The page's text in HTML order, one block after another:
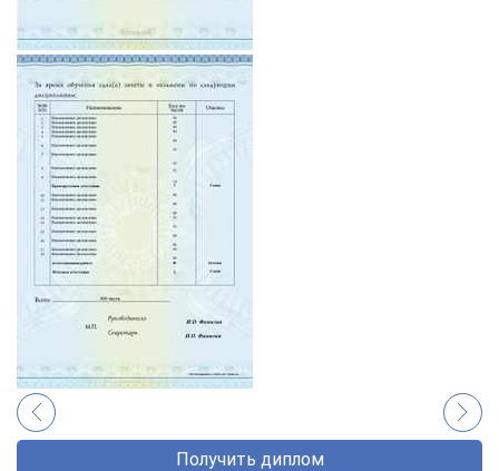
Получить диплом